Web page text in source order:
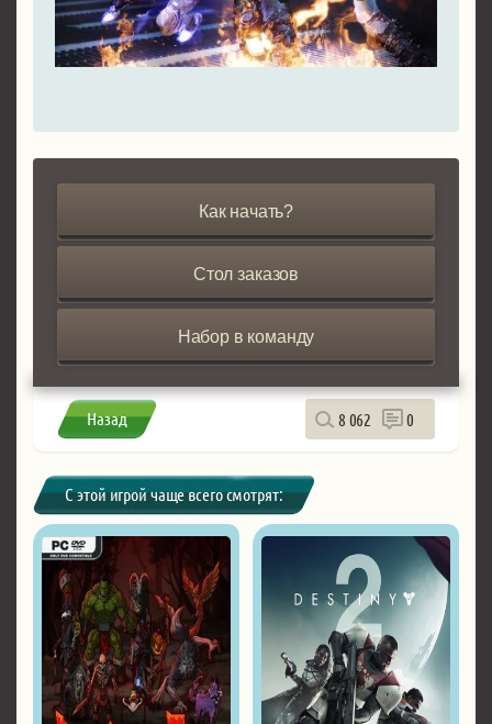
Как начать?
Стол заказов
Набор в команду
Назад 8 062 0
С этой игрой чаще всего смотрят: